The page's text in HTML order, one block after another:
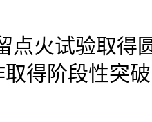
点火试验取得
得阶段性突破